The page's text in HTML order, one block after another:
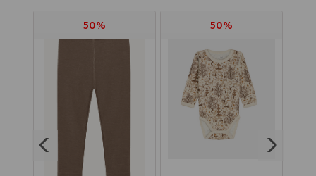
50% 50%